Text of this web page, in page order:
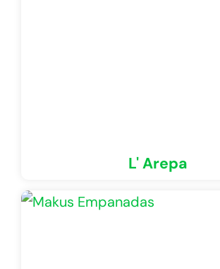
L' Arepa